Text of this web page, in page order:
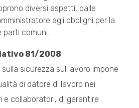
diversi aspetti, dalle
agli obblighi per la
comuni.
81/2008
sicurezza sul lavoro impone
di datore di lavoro nei
collaboratori, di garantire